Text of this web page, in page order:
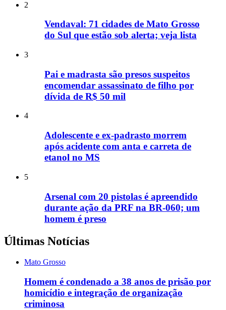
2
Vendaval: 71 cidades de Mato Grosso
do Sul que estão sob alerta; veja lista
3
Pai e madrasta são presos suspeitos
encomendar assassinato de filho por
dívida de R$ 50 mil
4
Adolescente e ex-padrasto morrem
após acidente com anta e carreta de
etanol no MS
5
Arsenal com 20 pistolas é apreendido
durante ação da PRF na BR-060; um
homem é preso
Últimas Notícias
Mato Grosso
Homem é condenado a 38 anos de prisão por
homicídio e integração de organização
criminosa